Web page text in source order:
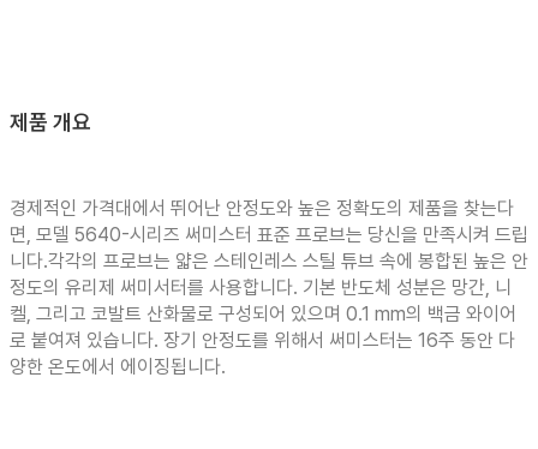
제품 개요
경제적인 가격대에서 뛰어난 안정도와 높은 정확도의 제품을 찾는다
면, 모델 5640-시리즈 써미스터 표준 프로브는 당신을 만족시켜 드립
니다.각각의 프로브는 얇은 스테인레스 스틸 튜브 속에 봉합된 높은 안
정도의 유리제 써미서터를 사용합니다. 기본 반도체 성분은 망간, 니
켈, 그리고 코발트 산화물로 구성되어 있으며 0.1 mm의 백금 와이어
로 붙여져 있습니다. 장기 안정도를 위해서 써미스터는 16주 동안 다
양한 온도에서 에이징됩니다.